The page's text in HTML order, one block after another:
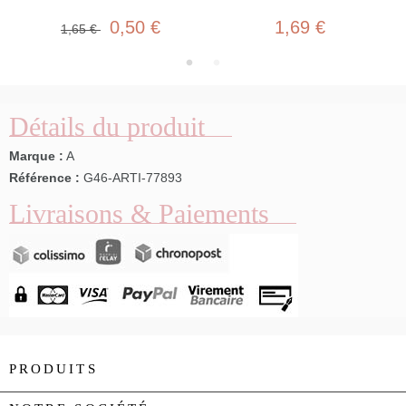
1,65 € 0,50 € 1,69 €
Détails du produit
Marque : A
Référence : G46-ARTI-77893
Livraisons & Paiements
PRODUITS